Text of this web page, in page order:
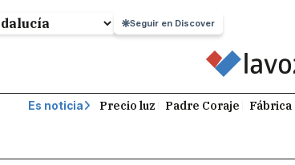
Seguir en Discover
Es noticia Precio luz Padre Coraje Fábrica